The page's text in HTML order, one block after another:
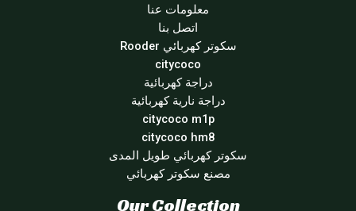
معلومات عنا
اتصل بنا
سكوتر كهربائي Rooder
citycoco
دراجة كهربائية
دراجة نارية كهربائية
citycoco m1p
citycoco hm8
سكوتر كهربائي طويل المدى
مصنع سكوتر كهربائي
Our Collection